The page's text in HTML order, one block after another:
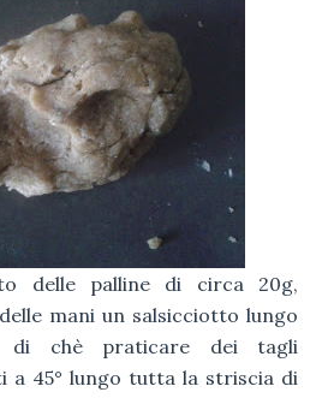
delle palline di circa 20g,
mani un salsicciotto lungo
di chè praticare dei tagli
a 45° lungo tutta la striscia di